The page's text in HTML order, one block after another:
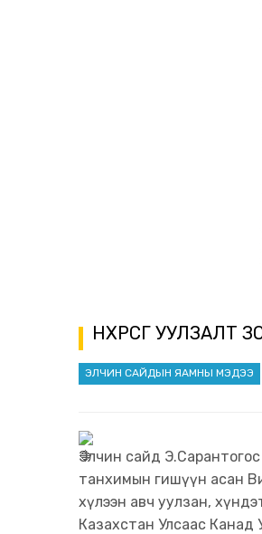
НӨХӨРСӨГ
ЭЛЧИН САЙДЫН ЯАМНЫ МЭДЭЭ
Элчин сайд
танхимын гишүүн асан
хүлээн авч уулзан,
Казахстан Улсаас Канад